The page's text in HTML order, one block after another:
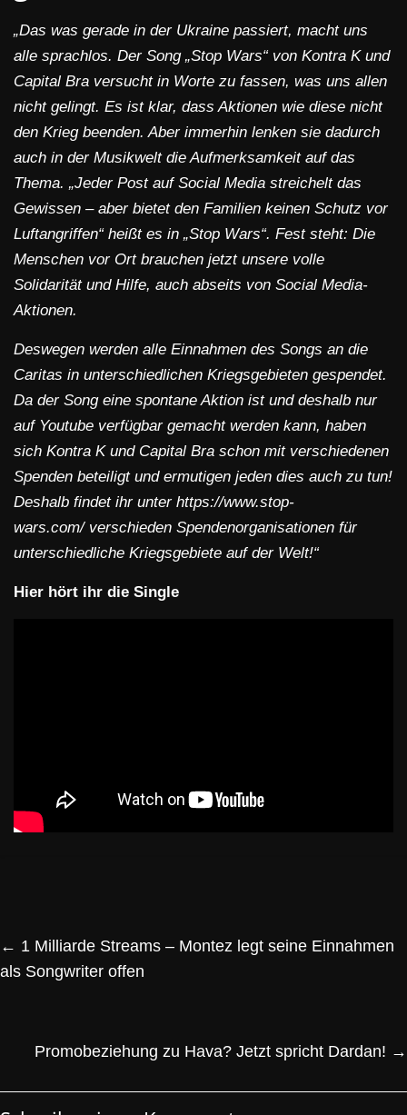
„Das was gerade in der Ukraine passiert, macht uns
alle sprachlos. Der Song „Stop Wars“ von Kontra K und
Capital Bra versucht in Worte zu fassen, was uns allen
nicht gelingt. Es ist klar, dass Aktionen wie diese nicht
den Krieg beenden. Aber immerhin lenken sie dadurch
auch in der Musikwelt die Aufmerksamkeit auf das
Thema. „Jeder Post auf Social Media streichelt das
Gewissen – aber bietet den Familien keinen Schutz vor
Luftangriffen“ heißt es in „Stop Wars“. Fest steht: Die
Menschen vor Ort brauchen jetzt unsere volle
Solidarität und Hilfe, auch abseits von Social Media-
Aktionen.
Deswegen werden alle Einnahmen des Songs an die
Caritas in unterschiedlichen Kriegsgebieten gespendet.
Da der Song eine spontane Aktion ist und deshalb nur
auf Youtube verfügbar gemacht werden kann, haben
sich Kontra K und Capital Bra schon mit verschiedenen
Spenden beteiligt und ermutigen jeden dies auch zu tun!
Deshalb findet ihr unter https://www.stop-
wars.com/verschieden Spendenorganisationen für
unterschiedliche Kriegsgebiete auf der Welt!“
Hier hört ihr die Single
← 1 Milliarde Streams – Montez legt seine Einnahmen
als Songwriter offen
Promobeziehung zu Hava? Jetzt spricht Dardan! →